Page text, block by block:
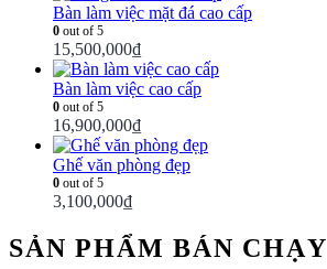
Bàn làm việc mặt đá cao cấp
0 out of 5
15,500,000₫
Bàn làm việc cao cấp
0 out of 5
16,900,000₫
Ghế văn phòng đẹp
0 out of 5
3,100,000₫
SẢN PHẨM BÁN CHẠY